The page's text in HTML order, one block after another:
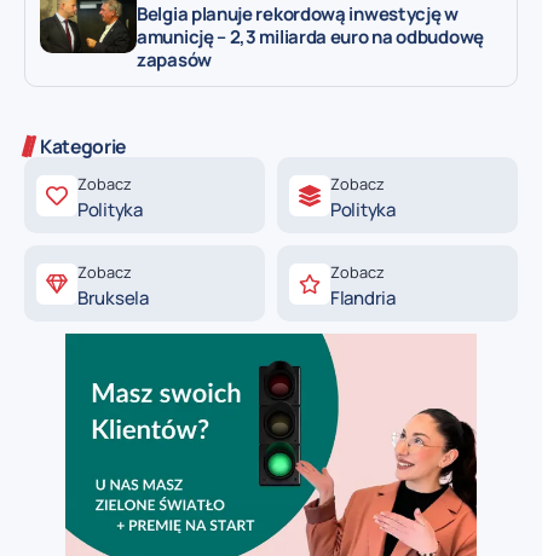
Belgia planuje rekordową inwestycję w
amunicję – 2,3 miliarda euro na odbudowę
zapasów
Kategorie
Zobacz
Polityka
Zobacz
Polityka
Zobacz
Bruksela
Zobacz
Flandria